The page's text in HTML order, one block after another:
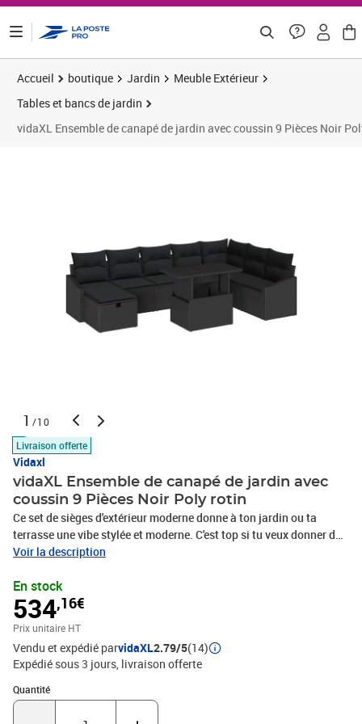
Accueil boutique Jardin
Meuble Extérieur
Tables et bancs de jardin
vidaXL Ensemble de canapé de jardin avec coussin 9 Pièces Noir
1 /10
Livraison offerte
Vidaxl
vidaXL Ensemble de canapé de jardin avec
coussin 9 Pièces Noir Poly rotin
Ce set de sièges d'extérieur moderne donne à ton jardin ou ta
terrasse une vibe stylée et moderne. C'est top si tu veux donner du
peps à ton espace extérieur. Fait en poly rattan, il est à la fois beau
comme tu veux, que ce soit pour une réunion de famille ou un
moment tranquille. Son design chic mais simple s'accorde
parfaitement avec tous les styles tout au long de l'année.
Construction en Rattan de Qualité : Fait de poly rattan haut de
gamme, ce set ne craint ni la pluie ni le soleil, il reste toujours
stylé. Sa texture naturelle donne un vrai coup de peps à ton
extérieur.Design Réglable : Avec ses pieds réglables, ce set est
conçu pour ton confort tout en étant solide. Les accoudoirs aux
Voir la description
En stock
534,16€
Prix unitaire HT
Vendu et expédié parvidaXL2.79/5(14)
Expédié sous 3 jours livraison offerte
Quantité
Quantité : 1